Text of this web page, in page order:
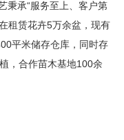
秉承“服务至上、客户第
租赁花卉5万余盆，现有
平米储存仓库，同时存
，合作苗木基地100余